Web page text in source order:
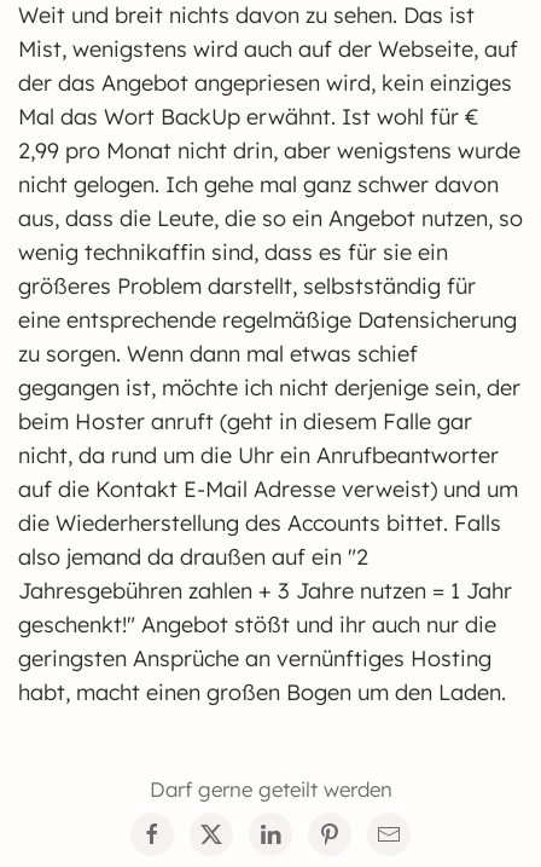
Weit und breit nichts davon zu sehen. Das ist
Mist, wenigstens wird auch auf der Webseite, auf
der das Angebot angepriesen wird, kein einziges
Mal das Wort BackUp erwähnt. Ist wohl für €
2,99 pro Monat nicht drin, aber wenigstens wurde
nicht gelogen. Ich gehe mal ganz schwer davon
aus, dass die Leute, die so ein Angebot nutzen, so
wenig technikaffin sind, dass es für sie ein
größeres Problem darstellt, selbstständig für
eine entsprechende regelmäßige Datensicherung
zu sorgen. Wenn dann mal etwas schief
gegangen ist, möchte ich nicht derjenige sein, der
beim Hoster anruft (geht in diesem Falle gar
nicht, da rund um die Uhr ein Anrufbeantworter
auf die Kontakt E-Mail Adresse verweist) und um
die Wiederherstellung des Accounts bittet. Falls
also jemand da draußen auf ein "2
Jahresgebühren zahlen + 3 Jahre nutzen = 1 Jahr
geschenkt!" Angebot stößt und ihr auch nur die
geringsten Ansprüche an vernünftiges Hosting
habt, macht einen großen Bogen um den Laden.
Darf gerne geteilt werden